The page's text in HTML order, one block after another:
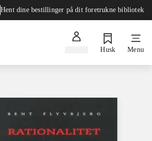
Hent dine bestillinger på dit foretrukne bibliotek
Husk Menu